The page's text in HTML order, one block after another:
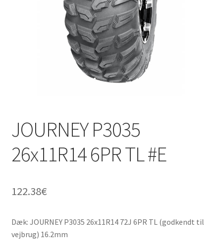
JOURNEY P3035
26x11R14 6PR TL #E
122.38€
Dæk: JOURNEY P3035 26x11R14 72J 6PR TL (godkendt til
vejbrug) 16.2mm